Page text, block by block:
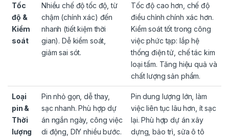
Tốc
độ &
Kiểm
soát
Nhiều chế độ tốc độ, từ
chậm (chính xác) đến
nhanh (tiết kiệm thời
gian). Dễ kiểm soát,
giảm sai sót.
Tốc độ cao hơn, chế độ
điều chỉnh chính xác hơn.
Kiểm soát tốt trong công
việc phức tạp: lắp hệ
thống điện tử, chế tác kim
loại tấm. Tăng hiệu quả và
chất lượng sản phẩm.
Loại
pin &
Thời
lượng
Pin nhỏ gọn, dễ thay,
sạc nhanh. Phù hợp dự
án ngắn ngày, công việc
di động, DIY nhiều bước.
Pin dung lượng lớn, làm
việc liên tục lâu hơn, ít sạc
lại. Phù hợp dự án xây
dựng, bảo trì, sửa ô tô